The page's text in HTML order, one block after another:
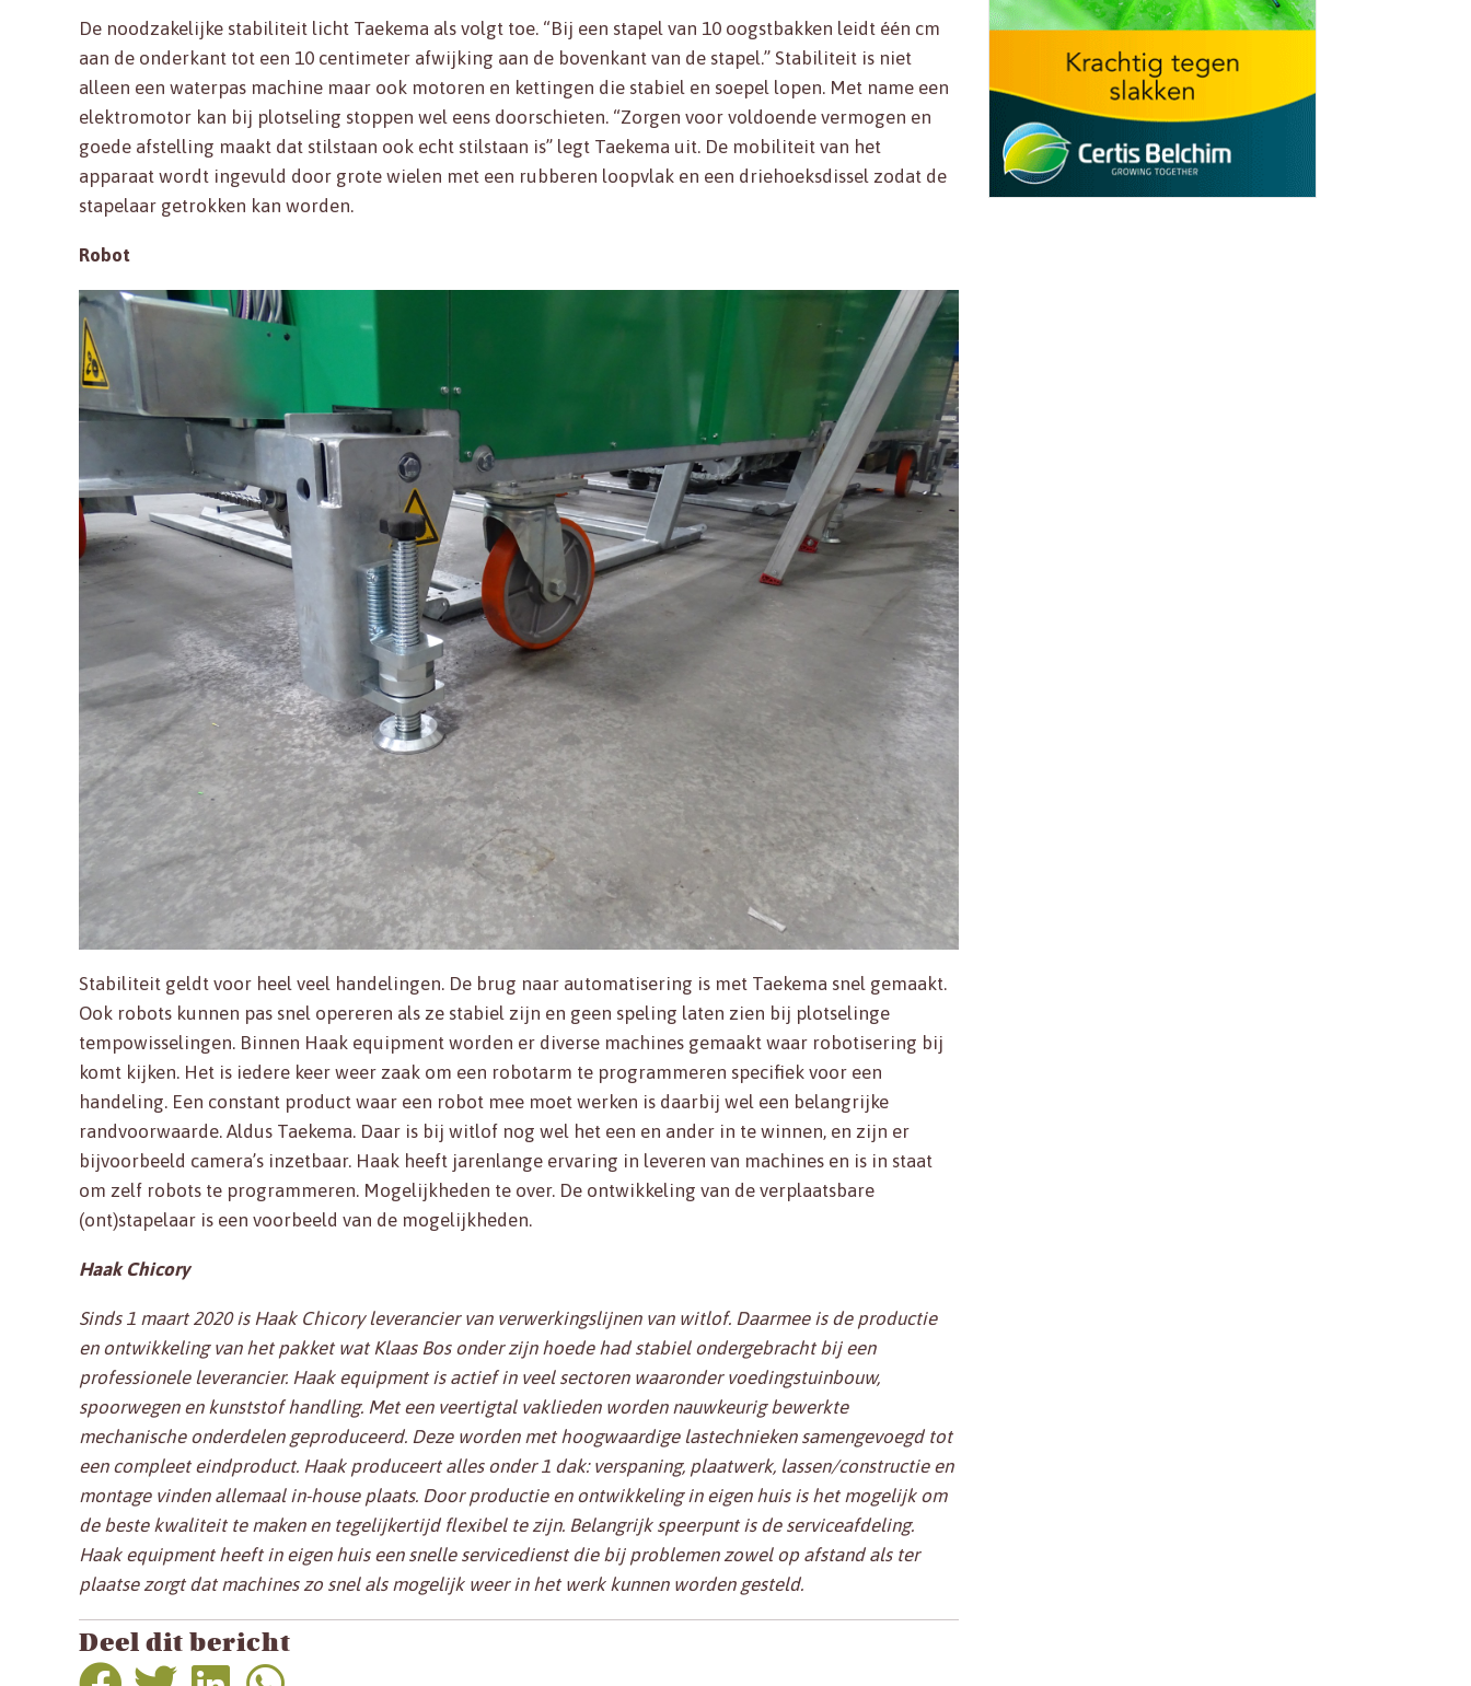
De noodzakelijke stabiliteit licht Taekema als volgt toe. “Bij een stapel van 10 oogstbakken leidt één cm
aan de onderkant tot een 10 centimeter afwijking aan de bovenkant van de stapel.” Stabiliteit is niet
alleen een waterpas machine maar ook motoren en kettingen die stabiel en soepel lopen. Met name een
elektromotor kan bij plotseling stoppen wel eens doorschieten. “Zorgen voor voldoende vermogen en
goede afstelling maakt dat stilstaan ook echt stilstaan is” legt Taekema uit. De mobiliteit van het
apparaat wordt ingevuld door grote wielen met een rubberen loopvlak en een driehoeksdissel zodat de
stapelaar getrokken kan worden.
Robot
Stabiliteit geldt voor heel veel handelingen. De brug naar automatisering is met Taekema snel gemaakt.
Ook robots kunnen pas snel opereren als ze stabiel zijn en geen speling laten zien bij plotselinge
tempowisselingen. Binnen Haak equipment worden er diverse machines gemaakt waar robotisering bij
komt kijken. Het is iedere keer weer zaak om een robotarm te programmeren specifiek voor een
handeling. Een constant product waar een robot mee moet werken is daarbij wel een belangrijke
randvoorwaarde. Aldus Taekema. Daar is bij witlof nog wel het een en ander in te winnen, en zijn er
bijvoorbeeld camera’s inzetbaar. Haak heeft jarenlange ervaring in leveren van machines en is in staat
om zelf robots te programmeren. Mogelijkheden te over. De ontwikkeling van de verplaatsbare
(ont)stapelaar is een voorbeeld van de mogelijkheden.
Haak Chicory
Sinds 1 maart 2020 is Haak Chicory leverancier van verwerkingslijnen van witlof. Daarmee is de productie
en ontwikkeling van het pakket wat Klaas Bos onder zijn hoede had stabiel ondergebracht bij een
professionele leverancier. Haak equipment is actief in veel sectoren waaronder voedingstuinbouw,
spoorwegen en kunststof handling. Met een veertigtal vaklieden worden nauwkeurig bewerkte
mechanische onderdelen geproduceerd. Deze worden met hoogwaardige lastechnieken samengevoegd tot
een compleet eindproduct. Haak produceert alles onder 1 dak: verspaning, plaatwerk, lassen/constructie en
montage vinden allemaal in-house plaats. Door productie en ontwikkeling in eigen huis is het mogelijk om
de beste kwaliteit te maken en tegelijkertijd flexibel te zijn. Belangrijk speerpunt is de serviceafdeling.
Haak equipment heeft in eigen huis een snelle servicedienst die bij problemen zowel op afstand als ter
plaatse zorgt dat machines zo snel als mogelijk weer in het werk kunnen worden gesteld.
Deel dit bericht